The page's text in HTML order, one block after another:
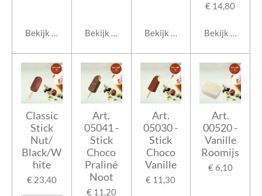
Bekijk details Bekijk details Bekijk details
€ 14,80
Bekijk details
Classic
Stick
Nut/
Black/W
hite
€ 23,40
Art.
05041 -
Stick
Choco
Praliné
Noot
€ 11,20
Art.
05030 -
Stick
Choco
Vanille
€ 11,30
Art.
00520 -
Vanille
Roomijs
€ 6,10